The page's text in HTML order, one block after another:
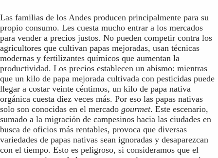
Las familias de los Andes producen principalmente para su
propio consumo. Les cuesta mucho entrar a los mercados
para vender a precios justos. No pueden competir contra los
agricultores que cultivan papas mejoradas, usan técnicas
modernas y fertilizantes químicos que aumentan la
productividad. Los precios establecen un abismo: mientras
que un kilo de papa mejorada cultivada con pesticidas puede
llegar a costar veinte céntimos, un kilo de papa nativa
orgánica cuesta diez veces más. Por eso las papas nativas
solo son conocidas en el mercado gourmet. Este escenario,
sumado a la migración de campesinos hacia las ciudades en
busca de oficios más rentables, provoca que diversas
variedades de papas nativas sean ignoradas y desaparezcan
con el tiempo. Esto es peligroso, si consideramos que el